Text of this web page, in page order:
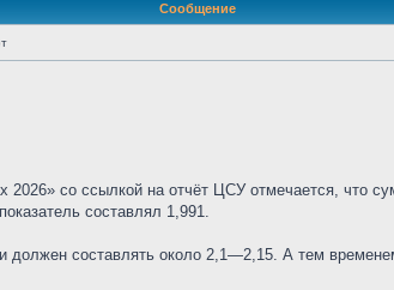
Сообщение
со ссылкой на отчёт ЦСУ отмечается, что
составлял 1,991.
должен составлять около 2,1—2,15. А тем